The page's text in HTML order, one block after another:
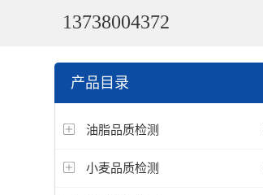
13738004372
产品目录
油脂品质检测
小麦品质检测